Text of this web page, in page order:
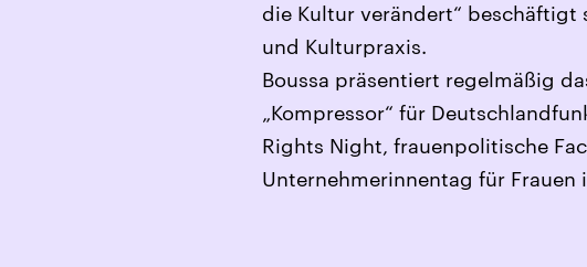
die Kultur verändert“ beschäftigt
und Kulturpraxis.
Boussa präsentiert regelmäßig
„Kompressor“ für
Rights Night, frauenpolitische
Unternehmerinnentag für Frauen